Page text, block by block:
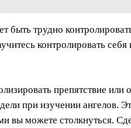
быть трудно
контролировать
препятствие или
при изучении ангелов.
вы можете столкнуться.